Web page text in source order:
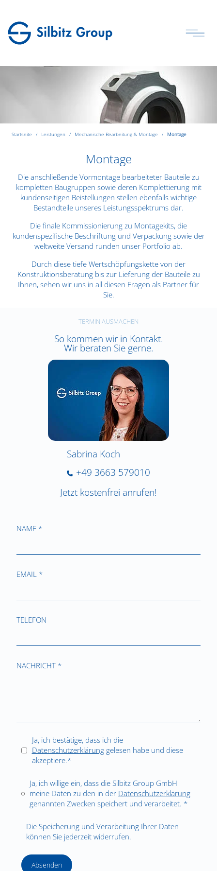
Startseite Leistungen Mechanische Bearbeitung & Montage Montage
Montage
Die anschließende Vormontage bearbeiteter Bauteile zu
kompletten Baugruppen sowie deren Komplettierung mit
kundenseitigen Beistellungen stellen ebenfalls wichtige
Bestandteile unseres Leistungsspektrums dar.
Die finale Kommissionierung zu Montagekits, die
kundenspezifische Beschriftung und Verpackung sowie der
weltweite Versand runden unser Portfolio ab.
Durch diese tiefe Wertschöpfungskette von der
Konstruktionsberatung bis zur Lieferung der Bauteile zu
Ihnen, sehen wir uns in all diesen Fragen als Partner für
Sie.
TERMIN AUSMACHEN
So kommen wir in Kontakt.
Wir beraten Sie gerne.
Sabrina Koch
+49 3663 579010
Jetzt kostenfrei anrufen!
NAME *
EMAIL *
TELEFON
NACHRICHT *
Ja, ich bestätige, dass ich die
Datenschutzerklärunggelesen habe und diese
akzeptiere.*
Ja, ich willige ein, dass die Silbitz Group GmbH
meine Daten zu den in der Datenschutzerklärung
genannten Zwecken speichert und verarbeitet. *
Die Speicherung und Verarbeitung Ihrer Daten
können Sie jederzeit widerrufen.
Absenden